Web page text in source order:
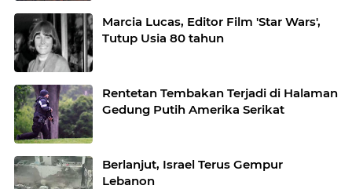
Marcia Lucas, Editor Film 'Star Wars',
Tutup Usia 80 tahun
Rentetan Tembakan Terjadi di Halaman
Gedung Putih Amerika Serikat
Berlanjut, Israel Terus Gempur
Lebanon